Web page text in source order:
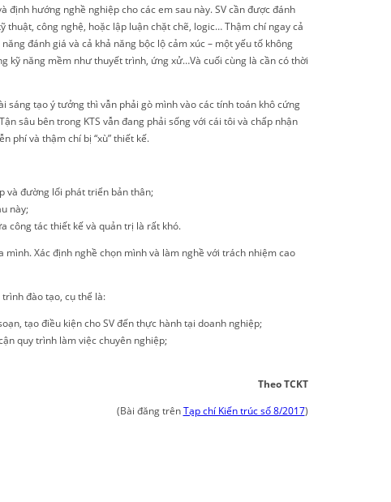
định hướng nghề nghiệp cho các em sau này. SV cần được đánh
công nghệ, hoặc lập luận chặt chẽ, logic… Thậm chí ngay cả
đánh giá và cả khả năng bộc lộ cảm xúc – một yếu tố không
kỹ năng mềm như thuyết trình, ứng xử…Và cuối cùng là cần có thời
sáng tạo ý tưởng thì vẫn phải gò mình vào các tính toán khô cứng
sâu bên trong KTS vẫn đang phải sống với cái tôi và chấp nhận
phí và thậm chí bị “xù” thiết kế.
và đường lối phát triển bản thân;
này;
công tác thiết kế và quản trị là rất khó.
Xác định nghề chọn mình và làm nghề với trách nhiệm cao
đào tạo, cụ thể là:
tạo điều kiện cho SV đến thực hành tại doanh nghiệp;
quy trình làm việc chuyên nghiệp;
Theo TCKT
(Bài đăng trênTạp chí Kiến trúc số 8/2017)